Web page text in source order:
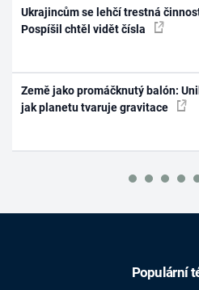
Ukrajincům se lehčí trestná
Pospíšil chtěl vidět čísla
Země jako promáčknutý balón:
jak planetu tvaruje gravitace
Populární